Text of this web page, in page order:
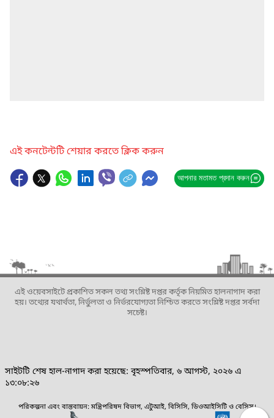
এই কনটেন্টটি শেয়ার করতে ক্লিক করুন
আপনার মতামত প্রদান করুন
এই ওয়েবসাইটে প্রকাশিত সকল তথ্য সংশ্লিষ্ট দপ্তর কর্তৃক নিয়মিত হালনাগাদ করা
হয়। তথ্যের যথার্থতা, নির্ভুলতা ও নির্ভরযোগ্যতা নিশ্চিত করতে সংশ্লিষ্ট দপ্তর সর্বদা
সচেষ্ট।
সাইটটি শেষ হাল-নাগাদ করা হয়েছে: বৃহস্পতিবার, ৬ আগস্ট, ২০২৬ এ
১৩:০৮:২৬
পরিকল্পনা এবং বাস্তবায়ন: মন্ত্রিপরিষদ বিভাগ, এটুআই, বিসিসি, ডিওআইসিটি ও বেসিস।